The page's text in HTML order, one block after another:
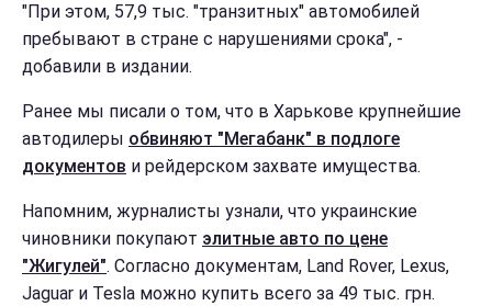
"При этом, 57,9 тыс. "транзитных" автомобилей
пребывают в стране с нарушениями срока", -
добавили в издании.
Ранее мы писали о том, что в Харькове крупнейшие
автодилеры обвиняют "Мегабанк" в подлоге
документов и рейдерском захвате имущества.
Напомним, журналисты узнали, что украинские
чиновники покупают элитные авто по цене
"Жигулей". Согласно документам, Land Rover, Lexus,
Jaguar и Tesla можно купить всего за 49 тыс. грн.